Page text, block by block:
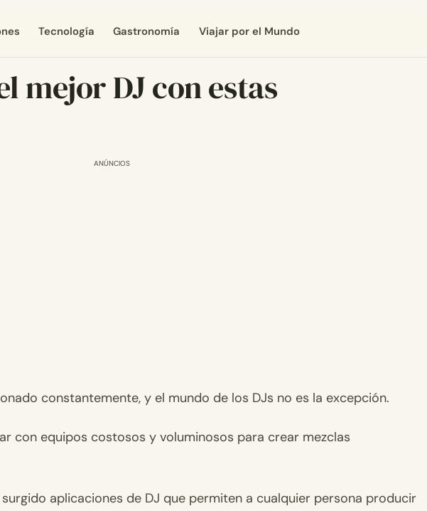
Tecnología Gastronomía Viajar por el Mundo
mejor DJ con estas
ANÚNCIOS
constantemente, y el mundo de los DJs no es la excepción.
con equipos costosos y voluminosos para crear mezclas
aplicaciones de DJ que permiten a cualquier persona producir